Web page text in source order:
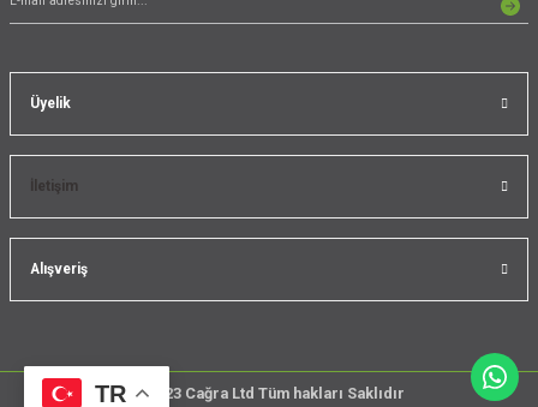
Üyelik
İletişim
Alışveriş
TR @2023 Cağra Ltd Tüm hakları Saklıdır